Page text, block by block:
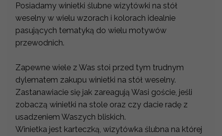
Posiadamy winietki ślubne wizytówki na stół
weselny w wielu wzorach i kolorach idealnie
pasujących tematyką do wielu motywów
przewodnich.
Zapewne wiele z Was stoi przed tym trudnym
dylematem zakupu winietki na stół weselny.
Zastanawiacie się jak zareagują Wasi goście, jeśli
zobaczą winietki na stole oraz czy dacie radę z
usadzeniem Waszych bliskich.
Winietka jest karteczką, wizytówka ślubna na której